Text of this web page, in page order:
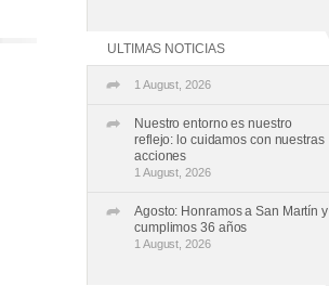
ULTIMAS NOTICIAS
1 August, 2026
Nuestro entorno es nuestro
reflejo: lo cuidamos con nuestras
acciones
1 August, 2026
Agosto: Honramos a San Martín y
cumplimos 36 años
1 August, 2026